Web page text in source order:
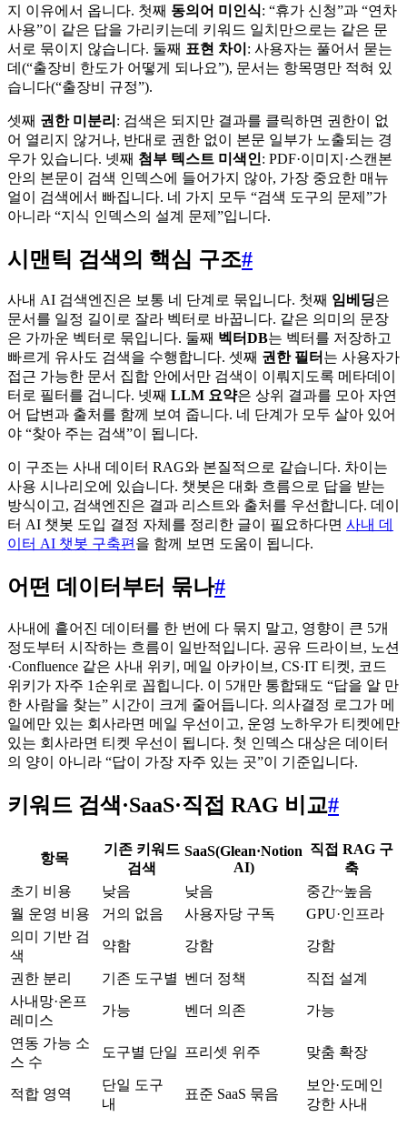
지 이유에서 옵니다. 첫째 동의어 미인식: “휴가 신청”과 “연차
사용”이 같은 답을 가리키는데 키워드 일치만으로는 같은 문
서로 묶이지 않습니다. 둘째 표현 차이 : 사용자는 풀어서 묻는
데(“출장비 한도가 어떻게 되나요”), 문서는 항목명만 적혀 있
습니다(“출장비 규정”).
셋째 권한 미분리 : 검색은 되지만 결과를 클릭하면 권한이 없
어 열리지 않거나, 반대로 권한 없이 본문 일부가 노출되는 경
우가 있습니다. 넷째 첨부 텍스트 미색인: PDF·이미지·스캔본
안의 본문이 검색 인덱스에 들어가지 않아, 가장 중요한 매뉴
얼이 검색에서 빠집니다. 네 가지 모두 “검색 도구의 문제”가
아니라 “지식 인덱스의 설계 문제”입니다.
시맨틱 검색의 핵심 구조#
사내 AI 검색엔진은 보통 네 단계로 묶입니다. 첫째 임베딩은
문서를 일정 길이로 잘라 벡터로 바꿉니다. 같은 의미의 문장
은 가까운 벡터로 묶입니다. 둘째 벡터DB는 벡터를 저장하고
빠르게 유사도 검색을 수행합니다. 셋째 권한 필터 는 사용자가
접근 가능한 문서 집합 안에서만 검색이 이뤄지도록 메타데이
터로 필터를 겁니다. 넷째 LLM 요약은 상위 결과를 모아 자연
어 답변과 출처를 함께 보여 줍니다. 네 단계가 모두 살아 있어
야 “찾아 주는 검색”이 됩니다.
이 구조는 사내 데이터 RAG와 본질적으로 같습니다. 차이는
사용 시나리오에 있습니다. 챗봇은 대화 흐름으로 답을 받는
방식이고, 검색엔진은 결과 리스트와 출처를 우선합니다. 데이
터 AI 챗봇 도입 결정 자체를 정리한 글이 필요하다면 사내 데
이터 AI 챗봇 구축편을 함께 보면 도움이 됩니다.
어떤 데이터부터 묶나#
사내에 흩어진 데이터를 한 번에 다 묶지 말고, 영향이 큰 5개
정도부터 시작하는 흐름이 일반적입니다. 공유 드라이브, 노션
·Confluence 같은 사내 위키, 메일 아카이브, CS·IT 티켓, 코드
위키가 자주 1순위로 꼽힙니다. 이 5개만 통합돼도 “답을 알 만
한 사람을 찾는” 시간이 크게 줄어듭니다. 의사결정 로그가 메
일에만 있는 회사라면 메일 우선이고, 운영 노하우가 티켓에만
있는 회사라면 티켓 우선이 됩니다. 첫 인덱스 대상은 데이터
의 양이 아니라 “답이 가장 자주 있는 곳”이 기준입니다.
키워드 검색·SaaS·직접 RAG 비교#
항목
기존 키워드
검색
SaaS(Glean·Notion
AI)
직접 RAG 구
축
초기 비용
낮음 낮음
중간~높음
월 운영 비용
거의 없음 사용자당 구독
GPU·인프라
의미 기반 검
색
약함 강함 강함
권한 분리 기존 도구별 벤더 정책
직접 설계
사내망·온프
레미스
가능 벤더 의존 가능
연동 가능 소
스 수
도구별 단일 프리셋 위주 맞춤 확장
적합 영역
단일 도구
내
표준 SaaS 묶음
보안·도메인
강한 사내